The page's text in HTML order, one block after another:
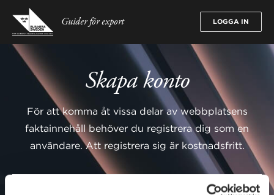
Guider för export LOGGA IN
Skapa konto
För att komma åt vissa delar av webbplatsens
faktainnehåll behöver du registrera dig som en
användare. Att registrera sig är kostnadsfritt.